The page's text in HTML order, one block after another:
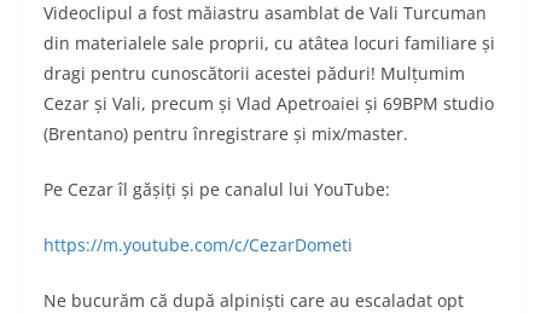
Videoclipul a fost măiastru asamblat de Vali Turcuman
din materialele sale proprii, cu atâtea locuri familiare și
dragi pentru cunoscătorii acestei păduri! Mulțumim
Cezar și Vali, precum și Vlad Apetroaiei și 69BPM studio
(Brentano) pentru înregistrare și mix/master.
Pe Cezar îl gășiți și pe canalul lui YouTube:
https://m.youtube.com/c/CezarDometi
Ne bucurăm că după alpiniști care au escaladat opt